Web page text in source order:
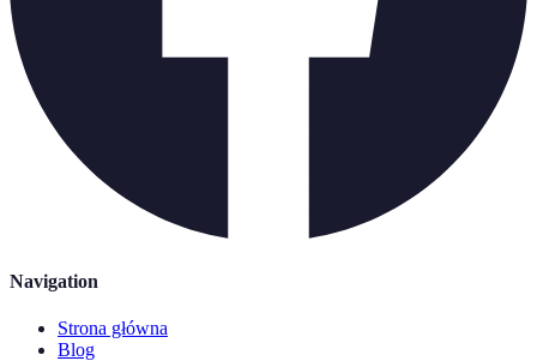
Navigation
Strona główna
Blog